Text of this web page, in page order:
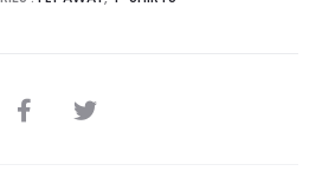
SHARE